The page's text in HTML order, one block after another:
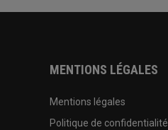
MENTIONS LÉGALES
Mentions légales
Politique de confidentialité